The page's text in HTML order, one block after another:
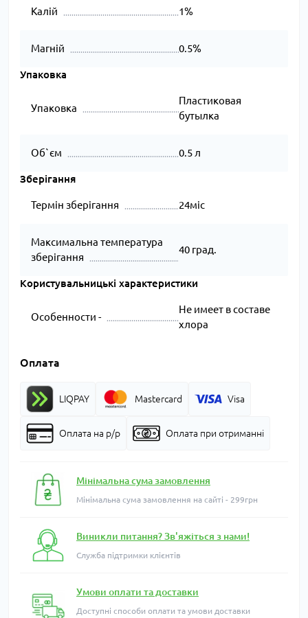
Калій 1%
Магній 0.5%
Упаковка
Упаковка
Пластиковая
бутылка
Об`єм 0.5 л
Зберігання
Термін зберігання 24міс
Максимальна температура
зберігання
40 град.
Користувальницькі характеристики
Особенности -
Не имеет в составе
хлора
Оплата
LIQPAY Mastercard Visa
Оплата на р/р Оплата при отриманні
Мінімальна сума замовлення
Мінімальна сума замовлення на сайті - 299грн
Виникли питання? Зв'яжіться з нами!
Служба підтримки клієнтів
Умови оплати та доставки
Доступні способи оплати та умови доставки